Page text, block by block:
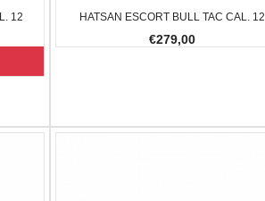
12 HATSAN ESCORT BULL TAC CAL. 12
€279,00